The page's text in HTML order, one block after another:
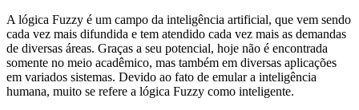
A lógica Fuzzy é um campo da inteligência artificial, que vem sendo
cada vez mais difundida e tem atendido cada vez mais as demandas
de diversas áreas. Graças a seu potencial, hoje não é encontrada
somente no meio acadêmico, mas também em diversas aplicações
em variados sistemas. Devido ao fato de emular a inteligência
humana, muito se refere a lógica Fuzzy como inteligente.